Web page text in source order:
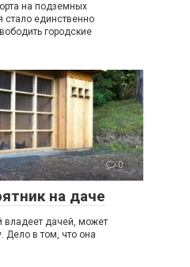
на подземных
стало единственно
городские
0
на даче
владеет дачей, может
Дело в том, что она